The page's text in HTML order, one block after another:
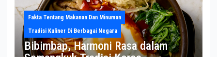
Fakta Tentang Makanan Dan Minuman
Tradisi Kuliner Di Berbagai Negara
Bibimbap, Harmoni Rasa dalam